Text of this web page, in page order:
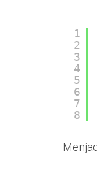
1
2
3
4
5
6
7
8